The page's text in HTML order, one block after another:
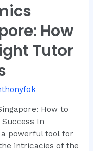
How
Tutor
How to
In
powerful tool for
intricacies of the